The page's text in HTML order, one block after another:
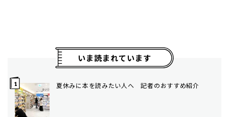
いま読まれています
夏休みに本を読みたい人へ 記者のおすすめ紹介